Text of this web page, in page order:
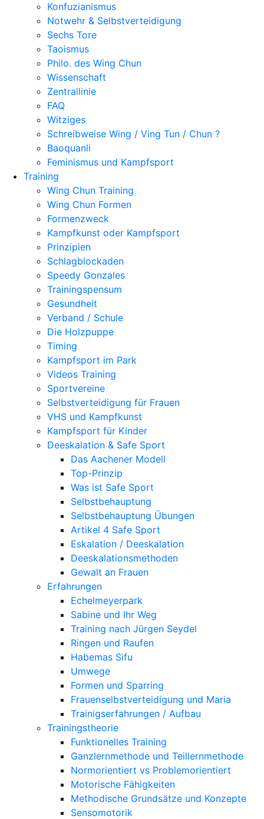
Konfuzianismus
Notwehr & Selbstverteidigung
Sechs Tore
Taoismus
Philo. des Wing Chun
Wissenschaft
Zentrallinie
FAQ
Witziges
Schreibweise Wing / Ving Tun / Chun ?
Baoquanli
Feminismus und Kampfsport
Training
Wing Chun Training
Wing Chun Formen
Formenzweck
Kampfkunst oder Kampfsport
Prinzipien
Schlagblockaden
Speedy Gonzales
Trainingspensum
Gesundheit
Verband / Schule
Die Holzpuppe
Timing
Kampfsport im Park
Videos Training
Sportvereine
Selbstverteidigung für Frauen
VHS und Kampfkunst
Kampfsport für Kinder
Deeskalation & Safe Sport
Das Aachener Modell
Top-Prinzip
Was ist Safe Sport
Selbstbehauptung
Selbstbehauptung Übungen
Artikel 4 Safe Sport
Eskalation / Deeskalation
Deeskalationsmethoden
Gewalt an Frauen
Erfahrungen
Echelmeyerpark
Sabine und Ihr Weg
Training nach Jürgen Seydel
Ringen und Raufen
Habemas Sifu
Umwege
Formen und Sparring
Frauenselbstverteidigung und Maria
Trainigserfahrungen / Aufbau
Trainingstheorie
Funktionelles Training
Ganzlernmethode und Teillernmethode
Normorientiert vs Problemorientiert
Motorische Fähigkeiten
Methodische Grundsätze und Konzepte
Sensomotorik